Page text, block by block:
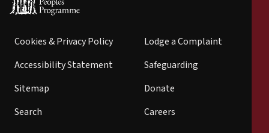
Cookies & Privacy Policy
Accessibility Statement
Sitemap
Search
Lodge a Complaint
Safeguarding
Donate
Careers